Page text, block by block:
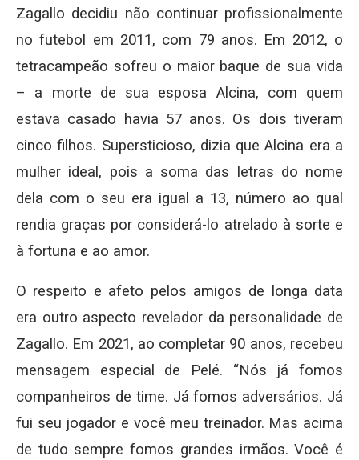
Zagallo decidiu não continuar profissionalmente
no futebol em 2011, com 79 anos. Em 2012, o
tetracampeão sofreu o maior baque de sua vida
– a morte de sua esposa Alcina, com quem
estava casado havia 57 anos. Os dois tiveram
cinco filhos. Supersticioso, dizia que Alcina era a
mulher ideal, pois a soma das letras do nome
dela com o seu era igual a 13, número ao qual
rendia graças por considerá-lo atrelado à sorte e
à fortuna e ao amor.
O respeito e afeto pelos amigos de longa data
era outro aspecto revelador da personalidade de
Zagallo. Em 2021, ao completar 90 anos, recebeu
mensagem especial de Pelé. “Nós já fomos
companheiros de time. Já fomos adversários. Já
fui seu jogador e você meu treinador. Mas acima
de tudo sempre fomos grandes irmãos. Você é